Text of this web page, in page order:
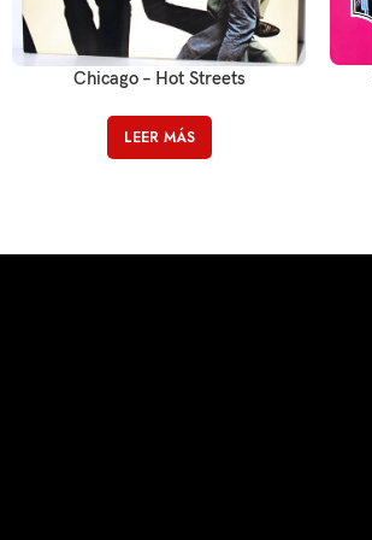
Chicago – Hot Streets
LEER MÁS